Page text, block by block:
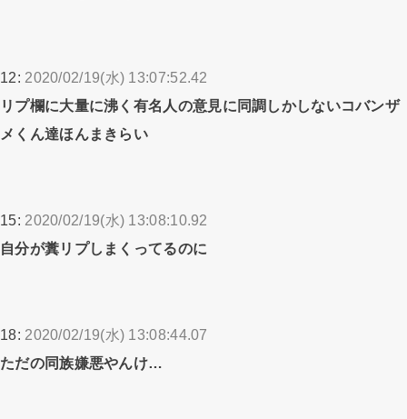
12: 2020/02/19(水) 13:07:52.42
リプ欄に大量に沸く有名人の意見に同調しかしないコバンザ
メくん達ほんまきらい
15: 2020/02/19(水) 13:08:10.92
自分が糞リプしまくってるのに
18: 2020/02/19(水) 13:08:44.07
ただの同族嫌悪やんけ…